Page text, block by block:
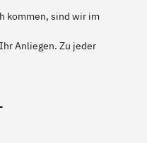
kommen, sind wir im
Anliegen. Zu jeder